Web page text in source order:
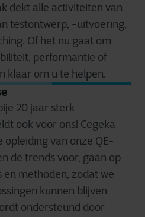
dekt alle activiteiten van
testontwerp, -uitvoering,
Of het nu gaat om
performantie of
klaar om u te helpen.
20 jaar sterk
ook voor ons! Cegeka
van onze QE-
de trends voor, gaan op
methoden, zodat we
kunnen blijven
ondersteund door